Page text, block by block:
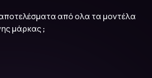
αποτελέσματα από ολα τα μοντέλα
μάρκας ;